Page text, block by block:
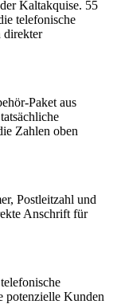
Kaltakquise. 55
telefonische
direkter
-Paket aus
Zahlen oben
Postleitzahl und
Anschrift für
potenzielle Kunden